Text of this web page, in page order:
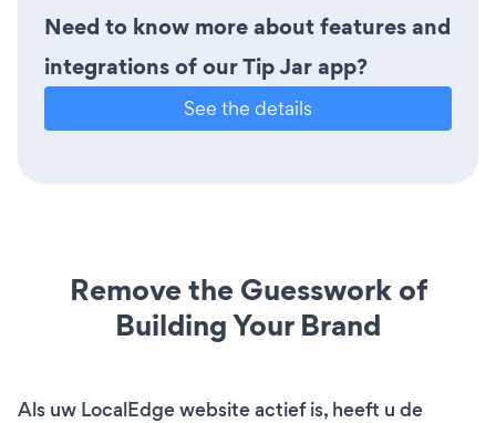
Need to know more about features and
integrations of our Tip Jar app?
See the details
Remove the Guesswork of
Building Your Brand
Als uw LocalEdge website actief is, heeft u de